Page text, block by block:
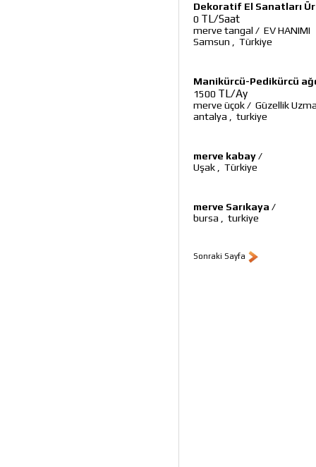
Dekoratif El Sanatları
0 TL/Saat
merve tangal / EV HANIMI
Samsun
Türkiye
Manikürcü-Pedikürcü
1500 TL/Ay
merve üçok/ Güzellik
antalya
turkiye
merve kabay/
Uşak
Türkiye
merve Sarıkaya /
bursa
turkiye
Sonraki Sayfa